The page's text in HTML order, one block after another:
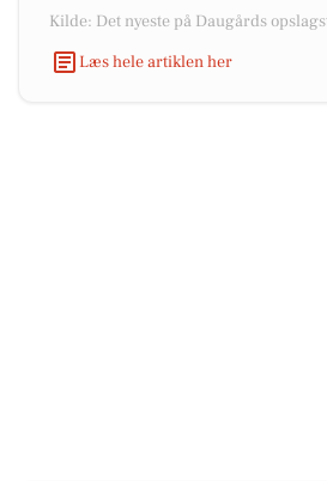
Kilde: Det nyeste på Daugårds
Læs hele artiklen her